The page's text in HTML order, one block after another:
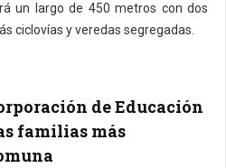
un largo de 450 metros con dos
ciclovías y veredas segregadas.
de Educación
familias más